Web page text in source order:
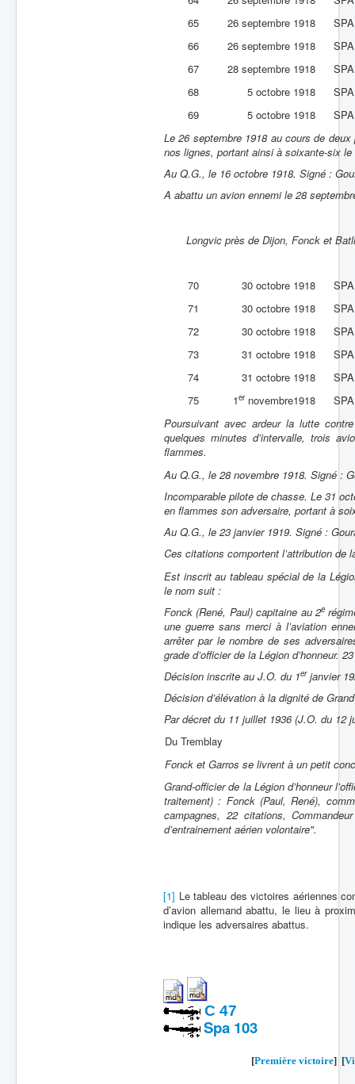
65
26 septembre 1918
66
26 septembre 1918
67
28 septembre 1918
68
5 octobre 1918
69
5 octobre 1918
Le 26 septembre 1918 au cours de
nos lignes, portant ainsi à soixante-six
Au Q.G., le 16 octobre 1918. Signé :
A abattu un avion ennemi le 28
Longvic près de Dijon, Fonck et
70 30 octobre 1918
71
30 octobre 1918
72
30 octobre 1918
73
31 octobre 1918
74
31 octobre 1918
75
1er novembre1918
Poursuivant avec ardeur la lutte
quelques minutes d’intervalle, trois
flammes.
Au Q.G., le 28 novembre 1918. Signé :
Incomparable pilote de chasse. Le 31
en flammes son adversaire, portant à
Au Q.G., le 23 janvier 1919. Signé :
Ces citations comportent l’attribution de
Est inscrit au tableau spécial de la
le nom suit :
Fonck (René, Paul) capitaine au 2e
une guerre sans merci à l’aviation
arrêter par le nombre de ses
grade d’officier de la Légion d’honneur.
Décision inscrite au J.O. du 1erjanvier
Décision d’élévation à la dignité de
Par décret du 11 juillet 1936 (J.O. du 12
Du Tremblay
Fonck et Garros se livrent à un petit
Grand-officier de la Légion d’honneur
traitement) : Fonck (Paul, René),
campagnes, 22 citations,
d’entrainement aérien volontaire".
[1] Le tableau des victoires aériennes
d’avion allemand abattu, le lieu à
indique les adversaires abattus.
C 47
Spa 103
[Première victoire] [